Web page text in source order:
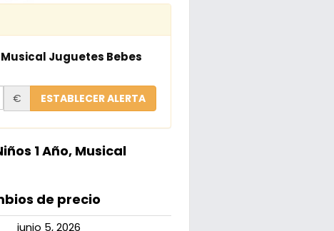
Juguetes Bebes
€ ESTABLECER ALERTA
1 Año, Musical
de precio
junio 5, 2026